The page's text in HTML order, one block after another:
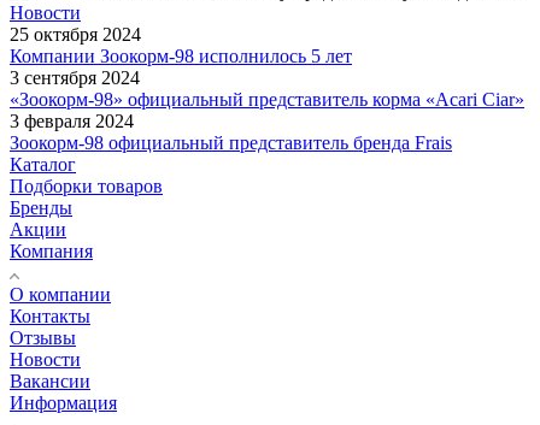
Новости
25 октября 2024
Компании Зоокорм-98 исполнилось 5 лет
3 сентября 2024
«Зоокорм-98» официальный представитель корма «Acari Ciar»
3 февраля 2024
Зоокорм-98 официальный представитель бренда Frais
Каталог
Подборки товаров
Бренды
Акции
Компания
О компании
Контакты
Отзывы
Новости
Вакансии
Информация